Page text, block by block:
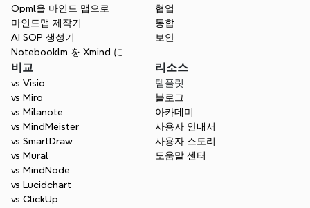
민할 필요 없이, 나에게 딱 맞는 시작점을 찾아보세요.
Opml을 마인드 맵으로
마인드맵 제작기
AI SOP 생성기
Notebooklm を Xmind に
협업
통합
보안
비교
vs Visio
vs Miro
vs Milanote
vs MindMeister
vs SmartDraw
vs Mural
vs MindNode
vs Lucidchart
vs ClickUp
리소스
템플릿
블로그
아카데미
사용자 안내서
사용자 스토리
도움말 센터